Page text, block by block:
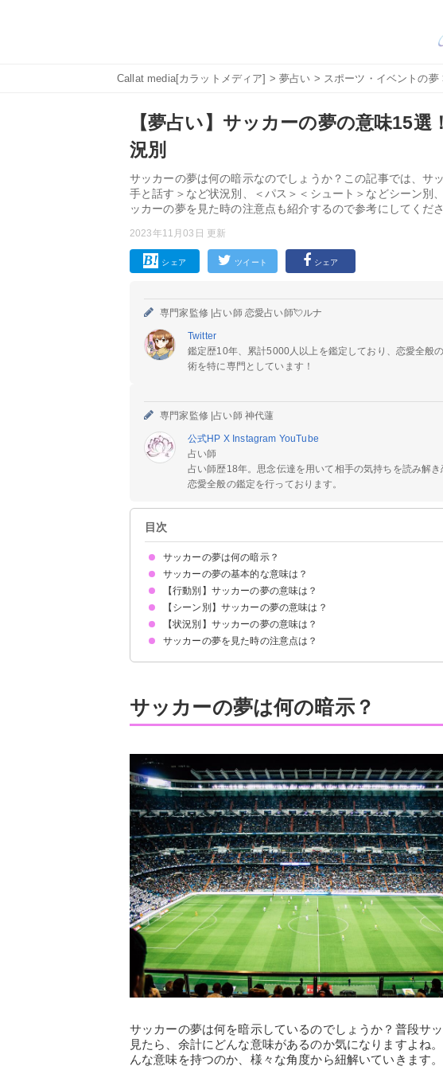
Callat media[カラットメディア] >夢占い > スポーツ・イベントの夢
【夢占い】サッカーの夢の意味15
況別
サッカーの夢は何の暗示なのでしょうか？この記事では、サ
手と話す＞など状況別、＜パス＞＜シュート＞などシーン別
ッカーの夢を見た時の注意点も紹介するので参考にしてくださ
2023年11月03日 更新
シェア ツイート シェア
専門家監修 |占い師 恋愛占い師💘ルナ
Twitter
鑑定歴10年、累計5000人以上を鑑定しており、恋愛全般
術を特に専門としています！
専門家監修 |占い師 神代蓮
公式HP X Instagram YouTube
占い師
占い師歴18年。思念伝達を用いて相手の気持ちを読み解
恋愛全般の鑑定を行っております。
目次
サッカーの夢は何の暗示？
サッカーの夢の基本的な意味は？
目標とするものの象徴
状況によって意味が決まる
【行動別】サッカーの夢の意味は？
サッカーをする夢【吉夢】
サッカーを観戦する夢【警告夢】
サッカー選手と話す夢【吉夢】
サッカー選手になる夢【吉夢】
サッカーの試合で活躍する夢【吉夢】
サッカーの練習をする夢【吉夢】
【シーン別】サッカーの夢の意味は？
サッカーでパスをする夢【吉夢】
サッカーでシュートが決まらない夢【凶夢】
サッカーでゴールを決める夢【吉夢】
サッカーでゴールキーパをする夢【警告夢】
サッカーでリフティングする夢【吉夢】
【状況別】サッカーの夢の意味は？
サッカーで怪我をする夢【凶夢】
サッカーボールが印象的な夢【吉夢】
サッカーの試合で退場する夢【凶夢】
サッカーが楽しくない夢【警告夢】
サッカーの夢を見た時の注意点は？
サッカーの夢は何の暗示？
サッカーの夢は何を暗示しているのでしょうか？普段サ
見たら、余計にどんな意味があるのか気になりますよね
んな意味を持つのか、様々な角度から紐解いていきます。